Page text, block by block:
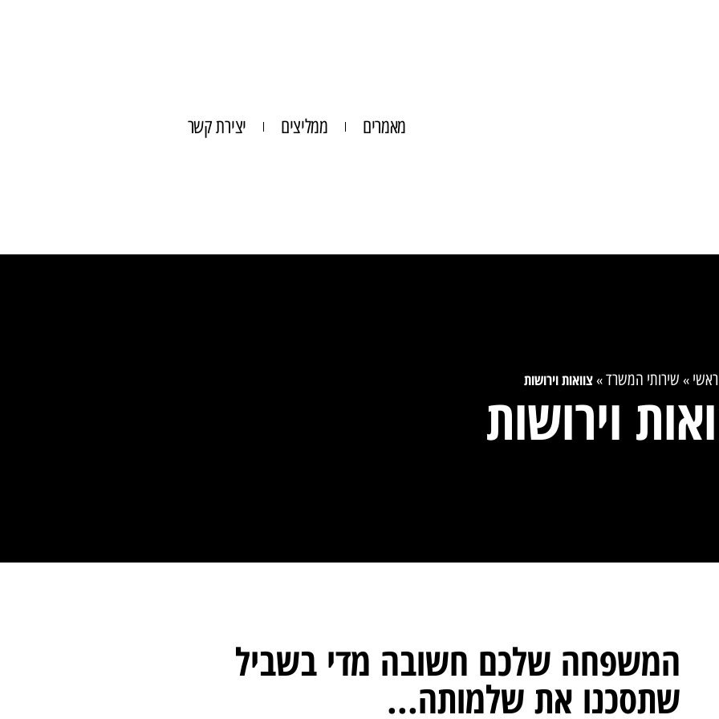
מאמרים ממליצים יצירת קשר
ראשי » שירותי המשרד»צוואות וירושות
וירושות
המשפחה שלכם חשובה מדי בשביל
שתסכנו את שלמותה...